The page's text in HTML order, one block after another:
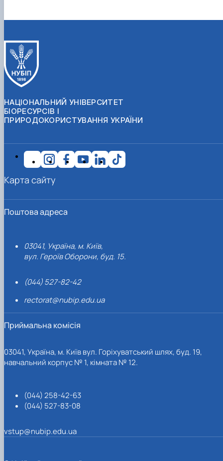
НАЦІОНАЛЬНИЙ УНІВЕРСИТЕТ
БІОРЕСУРСІВ І
ПРИРОДОКОРИСТУВАННЯ УКРАЇНИ
Поштова адреса
03041, Україна, м. Київ,
вул. Героїв Оборони, буд. 15.
(044) 527-82-42
rectorat@nubip.edu.ua
Приймальна комісія
03041, Україна, м. Київ вул. Горіхуватський шлях, буд. 19,
навчальний корпус № 1, кімната № 12.
(044) 258-42-63
(044) 527-83-08
vstup@nubip.edu.ua
Карта сайту